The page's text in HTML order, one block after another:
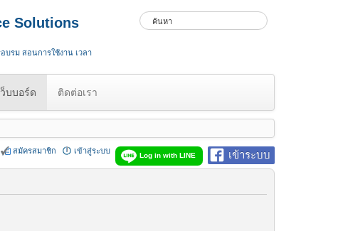
Solutions
บรม สอนการใช้งาน เวลา
ว็บบอร์ด ติดต่อเรา
เข้าระบบ
Log in with LINE
เข้าสู่ระบบ
สมัครสมาชิก